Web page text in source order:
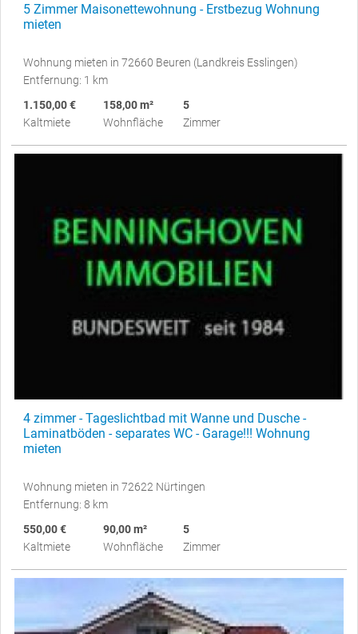
5 Zimmer Maisonettewohnung - Erstbezug Wohnung
mieten
Wohnung mieten in 72660 Beuren (Landkreis Esslingen)
Entfernung: 1 km
1.150,00 €
Kaltmiete
158,00 m²
Wohnfläche
5
Zimmer
4 zimmer - Tageslichtbad mit Wanne und Dusche -
Laminatböden - separates WC - Garage!!! Wohnung
mieten
Wohnung mieten in 72622 Nürtingen
Entfernung: 8 km
550,00 €
Kaltmiete
90,00 m²
Wohnfläche
5
Zimmer